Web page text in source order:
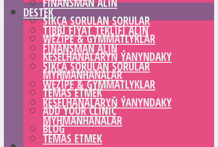
SIKÇA SORULAN SORULAR
WEZIPE & GYMMATLYKLAR
KESELHANALARYŇ ÝANYNDAKY
MYHMANHANALAR
TEMAS ETMEK
ADD YOUR CLINIC
BLOG
DESTEK
TIBBI FIYAT TEKLIFI ALIN
FINANSMAN ALIN
SIKÇA SORULAN SORULAR
WEZIPE & GYMMATLYKLAR
KESELHANALARYŇ ÝANYNDAKY
MYHMANHANALAR
TEMAS ETMEK